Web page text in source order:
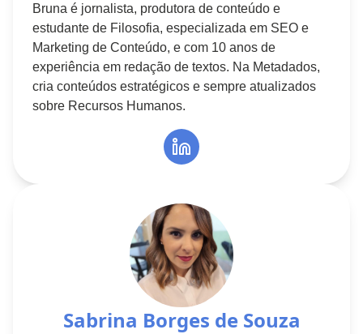
Bruna é jornalista, produtora de conteúdo e
estudante de Filosofia, especializada em SEO e
Marketing de Conteúdo, e com 10 anos de
experiência em redação de textos. Na Metadados,
cria conteúdos estratégicos e sempre atualizados
sobre Recursos Humanos.
Sabrina Borges de Souza